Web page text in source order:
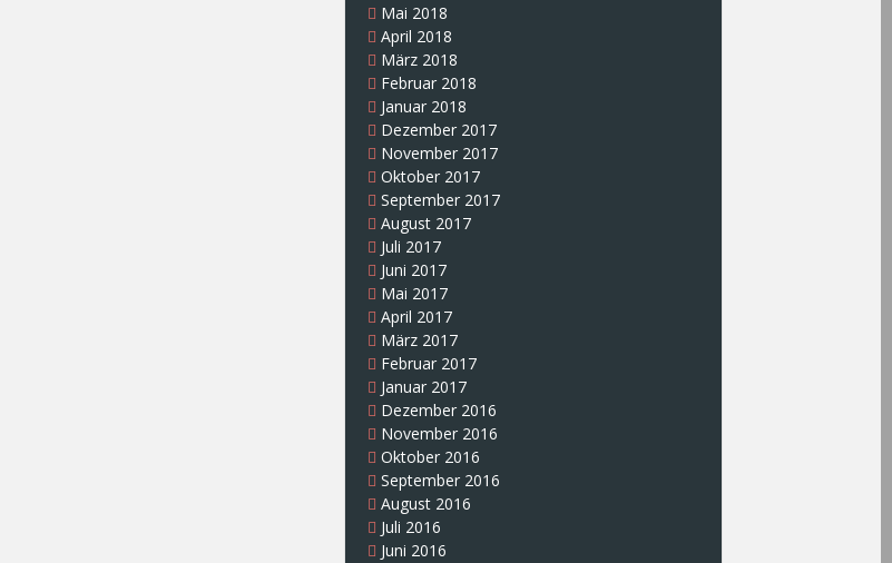
Mai 2018
April 2018
März 2018
Februar 2018
Januar 2018
Dezember 2017
November 2017
Oktober 2017
September 2017
August 2017
Juli 2017
Juni 2017
Mai 2017
April 2017
März 2017
Februar 2017
Januar 2017
Dezember 2016
November 2016
Oktober 2016
September 2016
August 2016
Juli 2016
Juni 2016